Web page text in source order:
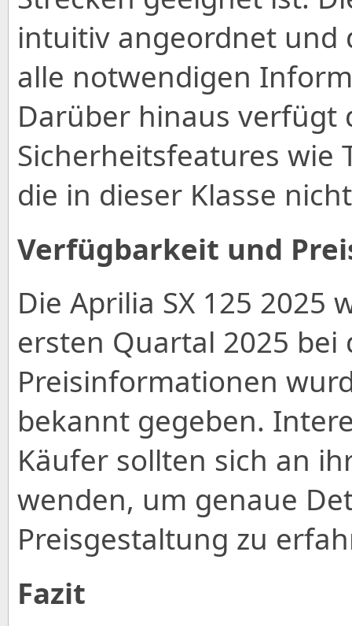
intuitiv angeordnet und
alle notwendigen
Darüber hinaus verfügt
Sicherheitsfeatures wie
die in dieser Klasse
Verfügbarkeit und
Die Aprilia SX 125 2025
ersten Quartal 2025
Preisinformationen
bekannt gegeben.
Käufer sollten sich an
wenden, um genaue
Preisgestaltung zu
Fazit